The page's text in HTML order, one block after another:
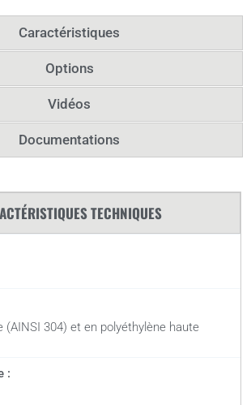
Caractéristiques
Options
Vidéos
Documentations
TECHNIQUES
(AINSI 304) et en polyéthylène haute
: